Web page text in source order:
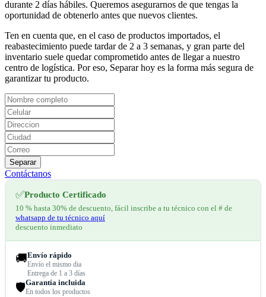
durante 2 días hábiles. Queremos asegurarnos de que tengas la
oportunidad de obtenerlo antes que nuevos clientes.
Ten en cuenta que, en el caso de productos importados, el
reabastecimiento puede tardar de 2 a 3 semanas, y gran parte del
inventario suele quedar comprometido antes de llegar a nuestro
centro de logística. Por eso, Separar hoy es la forma más segura de
garantizar tu producto.
Separar
Contáctanos
✅Producto Certificado
10 % hasta 30% de descuento, fácil inscribe a tu técnico con el # de
whatsapp de tu técnico aquí
descuento inmediato
🚚Envío rápido
Envío el mismo dia
Entrega de 1 a 3 días
🛡️Garantía incluida
En todos los productos